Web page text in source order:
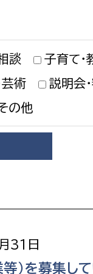
都市基盤
文化・生涯学
市民活動・地
病院
談
子育て・
芸術
説明会
の他
31日
)を募集して